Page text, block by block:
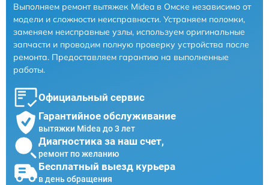
Выполняем ремонт вытяжек Midea в Омске независимо от
модели и сложности неисправности. Устраняем поломки,
заменяем неисправные узлы, используем оригинальные
запчасти и проводим полную проверку устройства после
ремонта. Предоставляем гарантию на выполненные
работы.
Официальный сервис
Гарантийное обслуживание
вытяжки Midea до 3 лет
Диагностика за наш счет,
ремонт по желанию
Бесплатный выезд курьера
в день обращения